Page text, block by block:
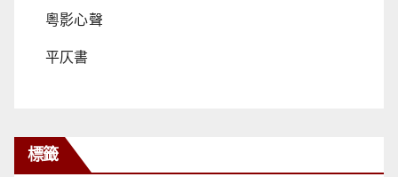
粵影心聲
平仄書
標籤